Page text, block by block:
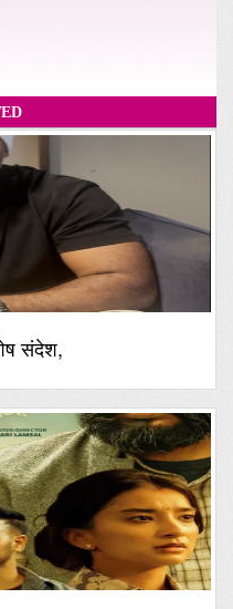
संदेश,